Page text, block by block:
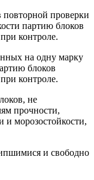
проверки
партию блоков
контроле.
на одну марку
блоков
контроле.
не
прочности,
и морозостойкости,
и свободно